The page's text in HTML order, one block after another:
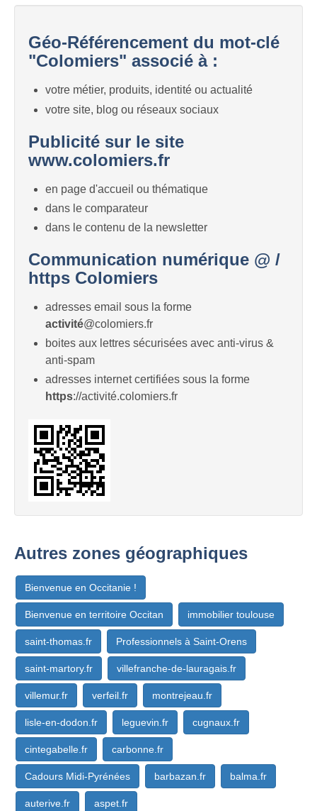
Géo-Référencement du mot-clé
"Colomiers" associé à :
votre métier, produits, identité ou actualité
votre site, blog ou réseaux sociaux
Publicité sur le site
www.colomiers.fr
en page d'accueil ou thématique
dans le comparateur
dans le contenu de la newsletter
Communication numérique @ /
https Colomiers
adresses email sous la forme
activité@colomiers.fr
boites aux lettres sécurisées avec anti-virus &
anti-spam
adresses internet certifiées sous la forme
https://activité.colomiers.fr
Autres zones géographiques
Bienvenue en Occitanie !
Bienvenue en territoire Occitan immobilier toulouse
saint-thomas.fr Professionnels à Saint-Orens
saint-martory.fr villefranche-de-lauragais.fr
villemur.fr verfeil.fr montrejeau.fr
lisle-en-dodon.fr leguevin.fr cugnaux.fr
cintegabelle.fr carbonne.fr
Cadours Midi-Pyrénées barbazan.fr balma.fr
auterive.fr aspet.fr